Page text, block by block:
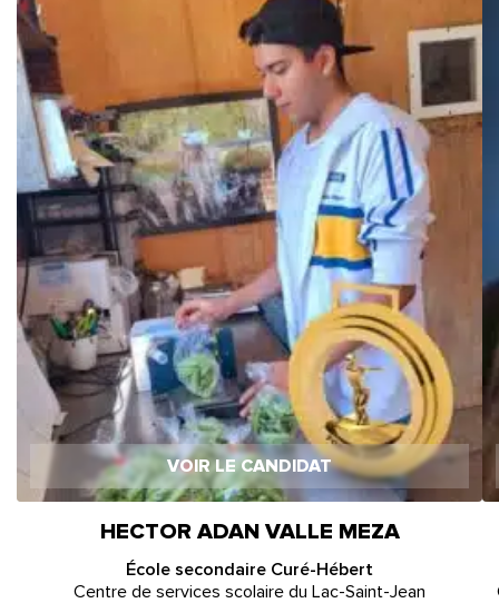
VOIR LE CANDIDAT
HECTOR ADAN VALLE MEZA
École secondaire Curé-Hébert
Centre de services scolaire du Lac-Saint-Jean